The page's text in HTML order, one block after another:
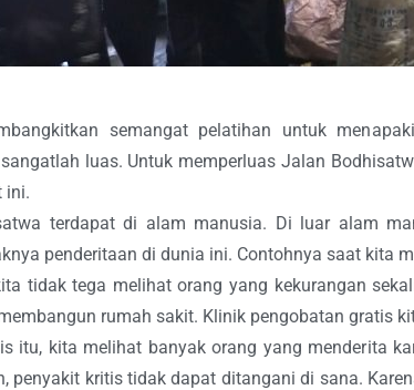
semangat pelatihan untuk
luas. Untuk memperluas Jalan
ini.
terdapat di alam manusia. Di luar alam
penderitaan di dunia ini. Contohnya saat kita
tidak tega melihat orang yang kekurangan
rumah sakit. Klinik pengobatan gratis
itu, kita melihat banyak orang yang menderita
penyakit kritis tidak dapat ditangani di sana.